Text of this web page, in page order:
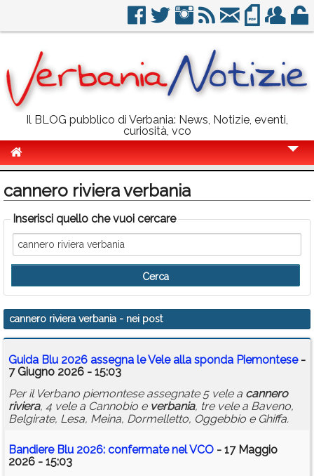
Il BLOG pubblico di Verbania: News, Notizie, eventi,
curiosità, vco
Politica
Sport
Eventi
Info Utili
Rubriche
Calendario
Annunci
cannero riviera verbania
Inserisci quello che vuoi cercare
cannero riviera verbania - nei post
Guida Blu 2026 assegna le Vele alla sponda Piemontese-
7 Giugno 2026 - 15:03
Per il Verbano piemontese assegnate 5 vele a cannero
riviera, 4 vele a Cannobio e verbania, tre vele a Baveno,
Belgirate, Lesa, Meina, Dormelletto, Oggebbio e Ghiffa.
Bandiere Blu 2026: confermate nel VCO - 17 Maggio
2026 - 15:03